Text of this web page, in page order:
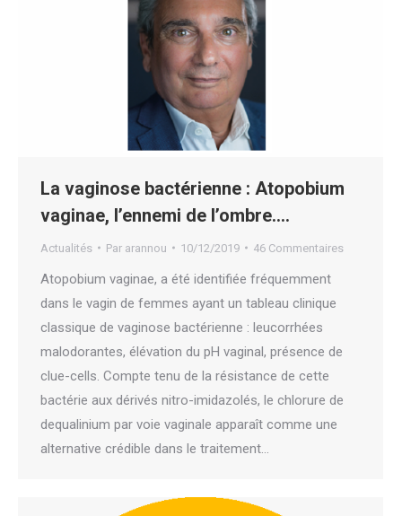
La vaginose bactérienne : Atopobium
vaginae, l’ennemi de l’ombre.…
Actualités Par arannou 10/12/2019 46 Commentaires
Atopobium vaginae, a été identifiée fréquemment
dans le vagin de femmes ayant un tableau clinique
classique de vaginose bactérienne : leucorrhées
malodorantes, élévation du pH vaginal, présence de
clue-cells. Compte tenu de la résistance de cette
bactérie aux dérivés nitro-imidazolés, le chlorure de
dequalinium par voie vaginale apparaît comme une
alternative crédible dans le traitement…